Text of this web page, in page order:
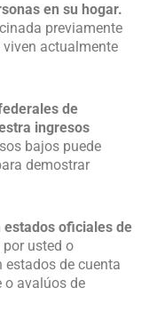
en su hogar.
previamente
viven actualmente
de
ingresos
bajos puede
demostrar
estados oficiales de
usted o
de cuenta
o avalúos de